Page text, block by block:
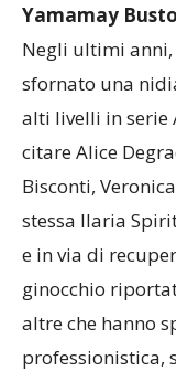
Yamamay
Negli ultimi
sfornato una
alti livelli in serie
citare Alice
Bisconti,
stessa Ilaria
e in via di
ginocchio
altre che hanno
professionistica,